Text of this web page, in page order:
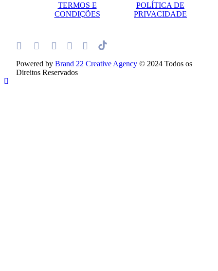
TERMOS E
CONDIÇÕES
POLÍTICA DE
PRIVACIDADE
Powered by Brand 22 Creative Agency © 2024 Todos os
Direitos Reservados